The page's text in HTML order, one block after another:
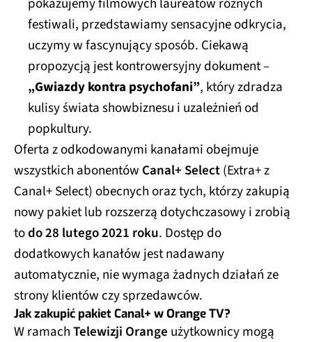
pokazujemy filmowych laureatów różnych
festiwali, przedstawiamy sensacyjne odkrycia,
uczymy w fascynujący sposób. Ciekawą
propozycją jest kontrowersyjny dokument –
„Gwiazdy kontra psychofani”, który zdradza
kulisy świata showbiznesu i uzależnień od
popkultury.
Oferta z odkodowanymi kanałami obejmuje
wszystkich abonentów Canal+ Select(Extra+ z
Canal+ Select) obecnych oraz tych, którzy zakupią
nowy pakiet lub rozszerzą dotychczasowy i zrobią
todo 28 lutego 2021 roku. Dostęp do
dodatkowych kanałów jest nadawany
automatycznie, nie wymaga żadnych działań ze
strony klientów czy sprzedawców.
Jak zakupić pakiet Canal+ w Orange TV?
W ramachTelewizji Orange użytkownicy mogą